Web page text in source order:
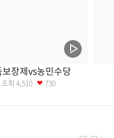
장제vs농민수당
회 4,510 730